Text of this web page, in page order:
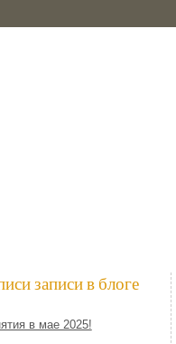
записи в блоге
в мае 2025!